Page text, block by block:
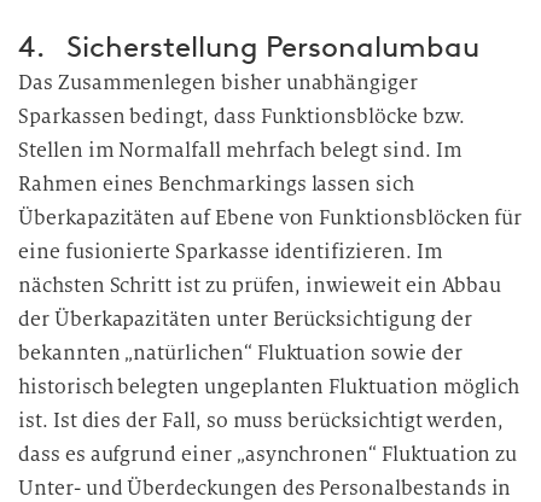
4. Sicherstellung Personalumbau
Das Zusammenlegen bisher unabhängiger
Sparkassen bedingt, dass Funktionsblöcke bzw.
Stellen im Normalfall mehrfach belegt sind. Im
Rahmen eines Benchmarkings lassen sich
Überkapazitäten auf Ebene von Funktionsblöcken für
eine fusionierte Sparkasse identifizieren. Im
nächsten Schritt ist zu prüfen, inwieweit ein Abbau
der Überkapazitäten unter Berücksichtigung der
bekannten „natürlichen“ Fluktuation sowie der
historisch belegten ungeplanten Fluktuation möglich
ist. Ist dies der Fall, so muss berücksichtigt werden,
dass es aufgrund einer „asynchronen“ Fluktuation zu
Unter- und Überdeckungen des Personalbestands in